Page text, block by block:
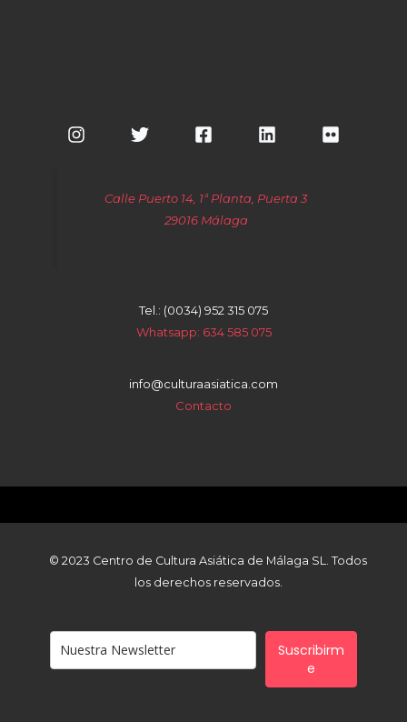
Calle Puerto 14, 1ª Planta, Puerta 3
29016 Málaga
Tel.: (0034) 952 315 075
Whatsapp: 634 585 075
info@culturaasiatica.com
Contacto
© 2023 Centro de Cultura Asiática de Málaga SL. Todos
los derechos reservados.
Suscribirm
e